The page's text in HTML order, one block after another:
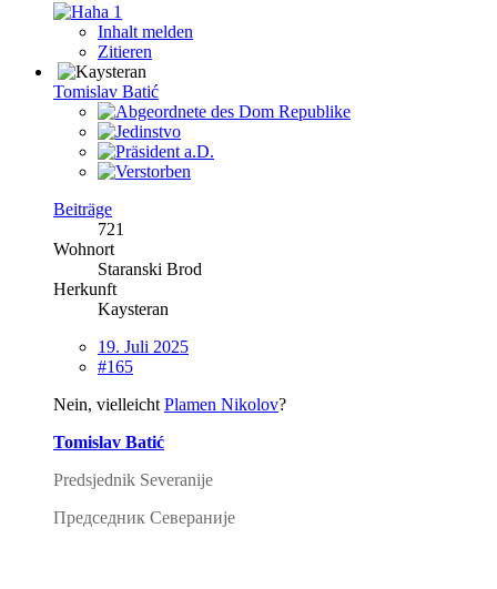
1
Inhalt melden
Zitieren
Tomislav Batić
Beiträge
721
Wohnort
Staranski Brod
Herkunft
Kaysteran
19. Juli 2025
#165
Nein, vielleicht Plamen Nikolov?
Tomislav Batić
Predsjednik Severanije
Председник Севераније